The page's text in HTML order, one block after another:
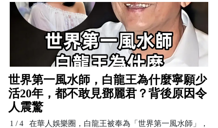
世界第一風水師，白龍王為什麼寧願少
活20年，都不敢見鄧麗君？背後原因令
人震驚
1 / 4 在華人娛樂圈，白龍王被奉為「世界第一風水師」，